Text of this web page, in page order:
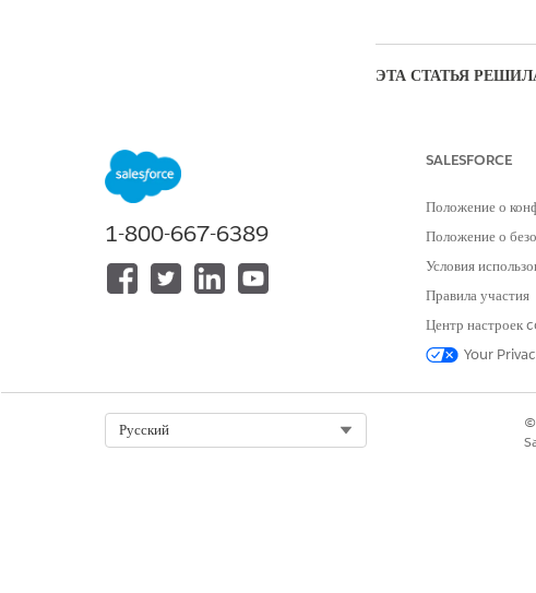
ЭТА СТАТЬЯ
1-800-667-6389
SALESFORCE
Положение о
Положение о
Условия
Правила участия
Центр настроек
Your
Русский
©